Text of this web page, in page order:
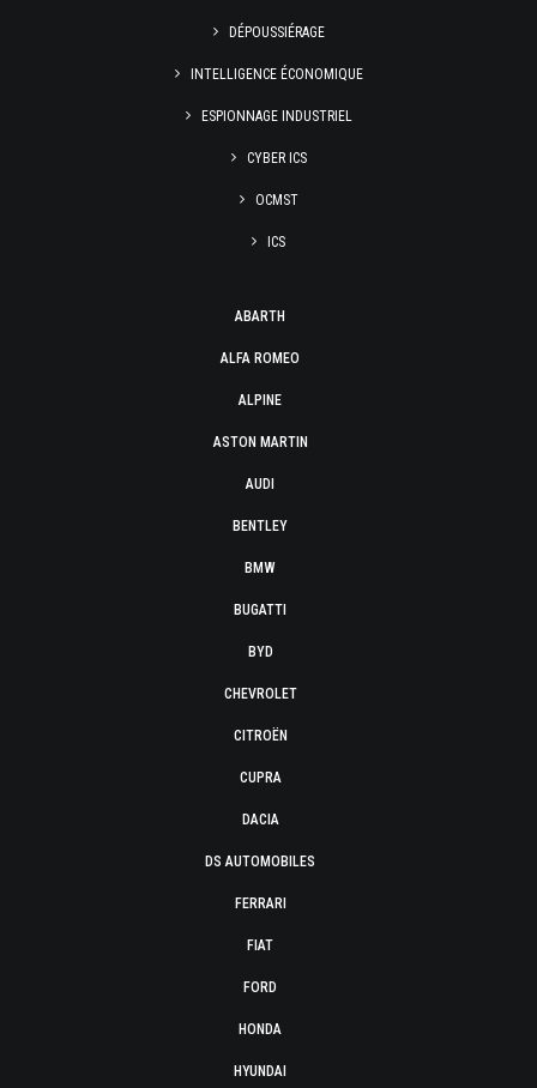
DÉPOUSSIÉRAGE
INTELLIGENCE ÉCONOMIQUE
ESPIONNAGE INDUSTRIEL
CYBER ICS
OCMST
ICS
ABARTH
ALFA ROMEO
ALPINE
ASTON MARTIN
AUDI
BENTLEY
BMW
BUGATTI
BYD
CHEVROLET
CITROËN
CUPRA
DACIA
DS AUTOMOBILES
FERRARI
FIAT
FORD
HONDA
HYUNDAI